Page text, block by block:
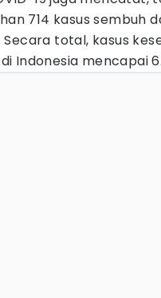
714 kasus sembuh
Secara total, kasus
Indonesia mencapai